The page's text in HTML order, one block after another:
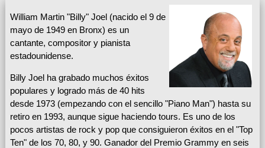
William Martin "Billy" Joel (nacido el 9 de
mayo de 1949 en Bronx) es un
cantante, compositor y pianista
estadounidense.
Billy Joel ha grabado muchos éxitos
populares y logrado más de 40 hits
desde 1973 (empezando con el sencillo "Piano Man") hasta su
retiro en 1993, aunque sigue haciendo tours. Es uno de los
pocos artistas de rock y pop que consiguieron éxitos en el "Top
Ten" de los 70, 80, y 90. Ganador del Premio Grammy en seis